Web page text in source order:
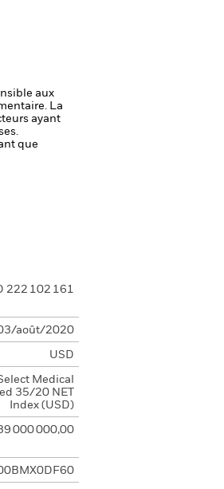
aux
La
ayant
que
222 102 161
août/2020
USD
Medical
35/20 NET
Index (USD)
000 000,00